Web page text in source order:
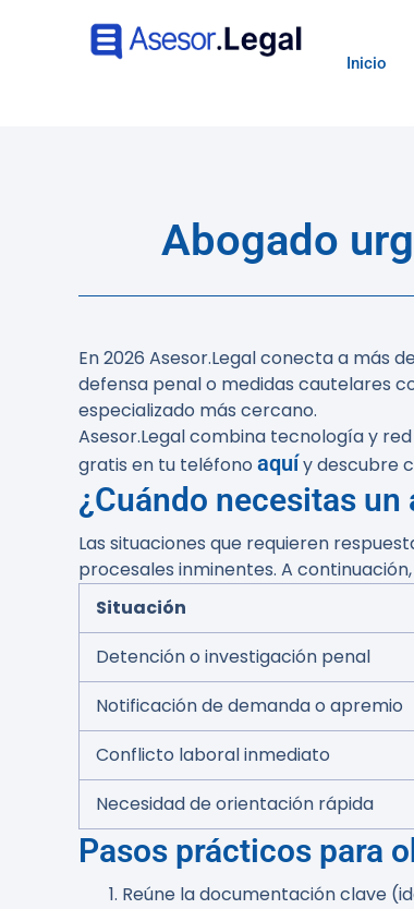
Inicio
Abogado
En 2026 Asesor.Legal conecta a más
defensa penal o medidas cautelares
especializado más cercano.
Asesor.Legal combina tecnología y
gratis en tu teléfono aquíy descubre
¿Cuándo necesitas
Las situaciones que requieren
procesales inminentes. A
Situación
Detención o investigación penal
Notificación de demanda o apremio
Conflicto laboral inmediato
Necesidad de orientación rápida
Pasos prácticos para
Reúne la documentación clave